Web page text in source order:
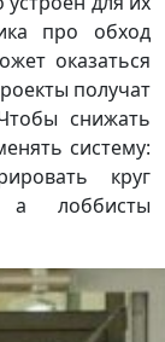
про обход
оказаться
получат
снижать
систему:
круг
лоббисты